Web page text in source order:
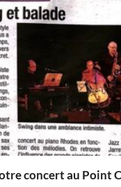
concert au Point